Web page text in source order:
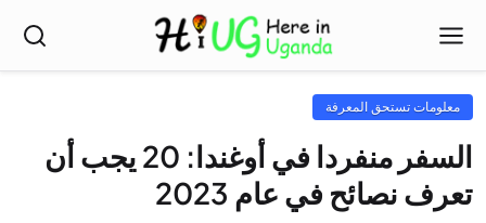
معلومات تستحق المعرفة
السفر منفردا في أوغندا: 20 يجب أن
تعرف نصائح في عام 2023